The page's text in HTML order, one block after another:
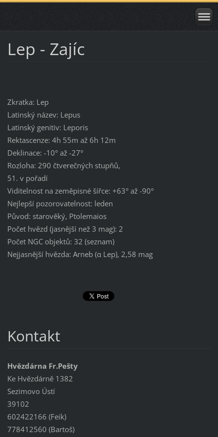
Lep - Zajíc
Zkratka: Lep
Latinský název: Lepus
Latinský genitiv: Leporis
Rektascenze: 4h 55m až 6h 12m
Deklinace: -10° až -27°
Rozloha: 290 čtverečných stupňů,
51. v pořadí
Viditelnost na zeměpisné šířce: +63° až -90°
Nejlepší pozorovatelnost: leden
Původ: starověký, Ptolemaios
Počet hvězd (jasnější než 3 mag): 2
Počet NGC objektů: 32 (seznam)
Nejjasnější hvězda: Arneb (α Lep), 2,58 mag
Kontakt
Hvězdárna Fr.Pešty
Ke Hvězdárně 1382
Sezimovo Ústí
39102
602422166 (Feik)
778412560 (Bartoš)